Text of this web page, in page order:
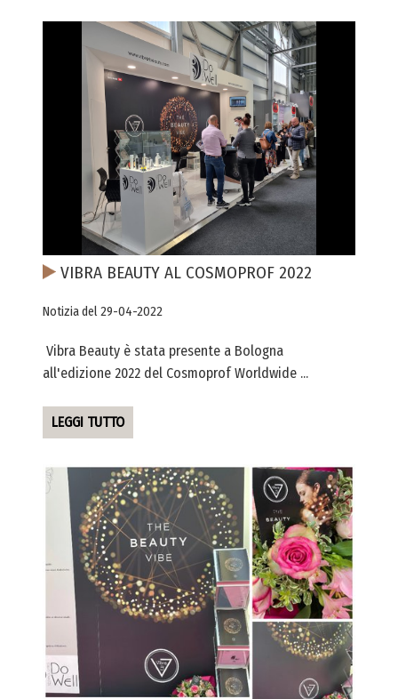
VIBRA BEAUTY AL COSMOPROF 2022
Notizia del 29-04-2022
Vibra Beauty è stata presente a Bologna
all'edizione 2022 del Cosmoprof Worldwide ...
LEGGI TUTTO